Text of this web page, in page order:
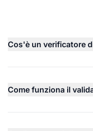
Cos'è un verificatore
Come funziona il